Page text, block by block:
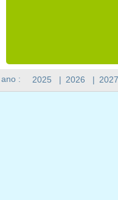
: 2025 | 2026 | 2027